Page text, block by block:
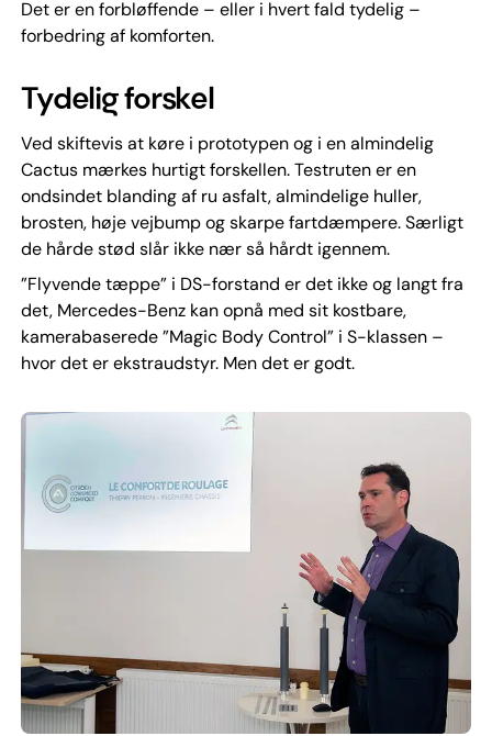
Det er en forbløffende – eller i hvert fald tydelig –
forbedring af komforten.
Tydelig forskel
Ved skiftevis at køre i prototypen og i en almindelig
Cactus mærkes hurtigt forskellen. Testruten er en
ondsindet blanding af ru asfalt, almindelige huller,
brosten, høje vejbump og skarpe fartdæmpere. Særligt
de hårde stød slår ikke nær så hårdt igennem.
”Flyvende tæppe” i DS-forstand er det ikke og langt fra
det, Mercedes-Benz kan opnå med sit kostbare,
kamerabaserede ”Magic Body Control” i S-klassen –
hvor det er ekstraudstyr. Men det er godt.